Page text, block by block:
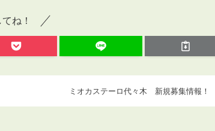
ね！
ミオカステーロ代々木 新規募集情報！